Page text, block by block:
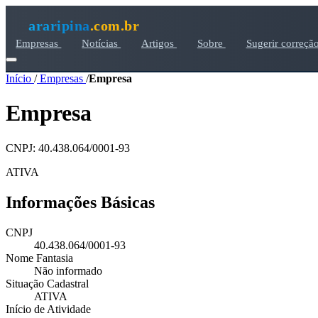
araripina.com.br
Empresas Notícias Artigos Sobre Sugerir
Início /Empresas /Empresa
Empresa
CNPJ: 40.438.064/0001-93
ATIVA
Informações Básicas
CNPJ
40.438.064/0001-93
Nome Fantasia
Não informado
Situação Cadastral
ATIVA
Início de Atividade